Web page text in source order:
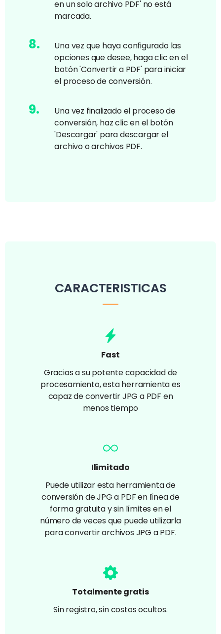
en un solo archivo PDF' no está
marcada.
8.
Una vez que haya configurado las
opciones que desee, haga clic en el
botón 'Convertir a PDF' para iniciar
el proceso de conversión.
9.
Una vez finalizado el proceso de
conversión, haz clic en el botón
'Descargar' para descargar el
archivo o archivos PDF.
CARACTERISTICAS
Fast
Gracias a su potente capacidad de
procesamiento, esta herramienta es
capaz de convertir JPG a PDF en
menos tiempo
Ilimitado
Puede utilizar esta herramienta de
conversión de JPG a PDF en línea de
forma gratuita y sin límites en el
número de veces que puede utilizarla
para convertir archivos JPG a PDF.
Totalmente gratis
Sin registro, sin costos ocultos.